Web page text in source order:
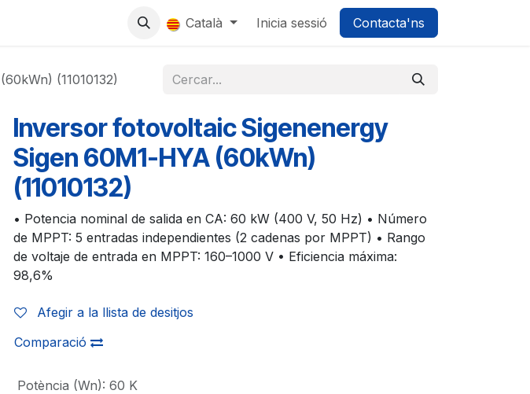
AMB NOSALTRES 0
Català Inicia sessió Contacta'ns
(11010132)
Inversor fotovoltaic Sigenenergy
Sigen 60M1-HYA (60kWn)
(11010132)
• Potencia nominal de salida en CA: 60 kW (400 V, 50 Hz) • Número
de MPPT: 5 entradas independientes (2 cadenas por MPPT) • Rango
de voltaje de entrada en MPPT: 160–1000 V • Eficiencia máxima:
98,6%
Afegir a la llista de desitjos
Comparació
Potència (Wn): 60 K